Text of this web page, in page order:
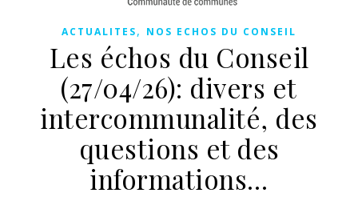
ACTUALITES, NOS ECHOS DU CONSEIL
Les échos du Conseil
(27/04/26): divers et
intercommunalité, des
questions et des
informations…